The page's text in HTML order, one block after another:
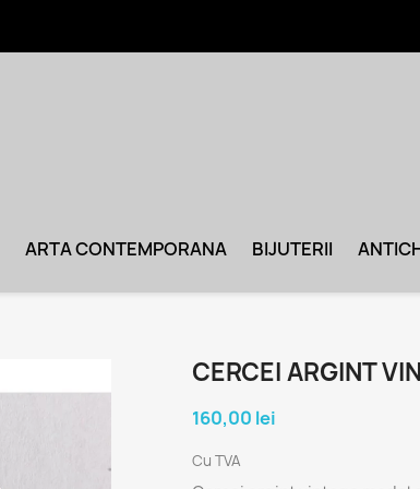
ARTA CONTEMPORANA BIJUTERII
CERCEI ARGINT
160,00 lei
Cu TVA